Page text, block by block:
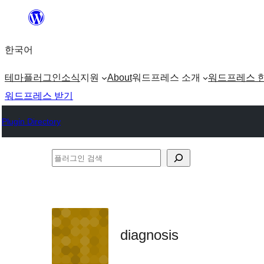
츠
로
가
한국어
테마플러그인소식지원 About워드프레스 소개 워드프레스
워드프레스 받기
Plugin Directory
플
인
검
diagnosis